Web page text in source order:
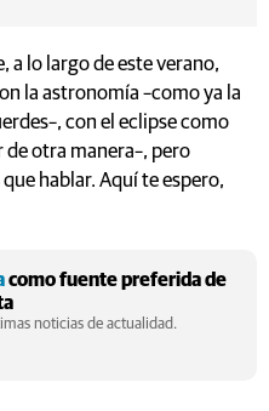
a lo largo de este verano,
la astronomía –como ya la
con el eclipse como
otra manera–, pero
hablar. Aquí te espero,
como fuente preferida de
noticias de actualidad.